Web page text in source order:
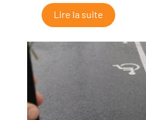
Lire la suite